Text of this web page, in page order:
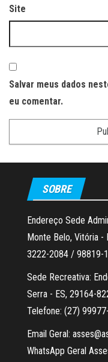
Site
Salvar meus dados
eu comentar.
SOBRE
Endereço Sede
Monte Belo, Vitória -
3222-2084 / 98819-
Sede Recreativa:
Serra - ES, 29164-
Telefone: (27)
Email Geral:
WhatsApp Geral